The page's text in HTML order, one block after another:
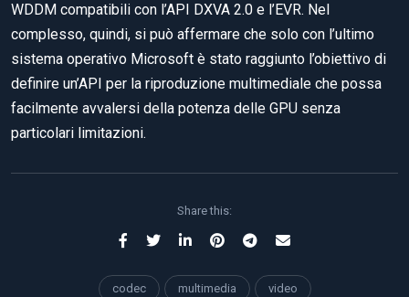
WDDM compatibili con l’API DXVA 2.0 e l’EVR. Nel
complesso, quindi, si può affermare che solo con l’ultimo
sistema operativo Microsoft è stato raggiunto l’obiettivo di
definire un’API per la riproduzione multimediale che possa
facilmente avvalersi della potenza delle GPU senza
particolari limitazioni.
Share this:
codec multimedia video